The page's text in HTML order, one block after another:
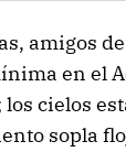
amigos
en el
los cielos
sopla